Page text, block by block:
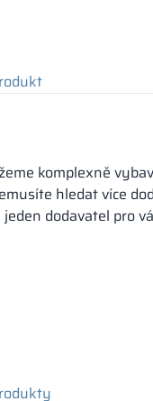
komplexně
hledat více
jeden dodavatel pro